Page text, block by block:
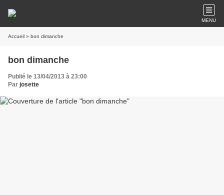
MENU
Accueil » bon dimanche
bon dimanche
Publié le 13/04/2013 à 23:00
Par josette